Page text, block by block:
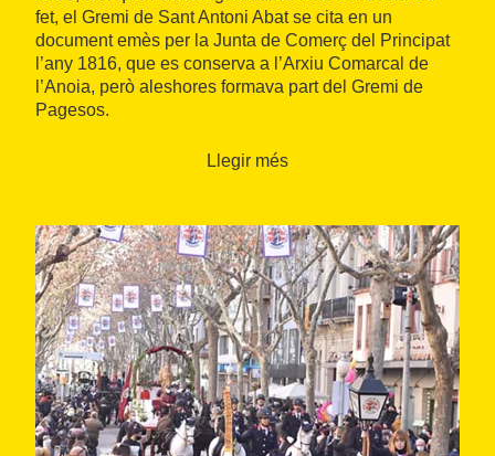
fet, el Gremi de Sant Antoni Abat se cita en un
document emès per la Junta de Comerç del Principat
l’any 1816, que es conserva a l’Arxiu Comarcal de
l’Anoia, però aleshores formava part del Gremi de
Pagesos.
de carruatges engalanats , que recorre el centre
dames d’honor, els genets, els carros i la carrossa del
sant, que conjuntament ofereixen un espectacle ple
d’història i simbolisme.
Eldiumenge dels Tres Tombs, el primer després del
dia de Sant Antoni (17 de gener), la jornada comença
de bon matí amb la preparació minuciosa dels cavalls,
que són guarnits amb els seus millors atuells per a la
benedicció. Els integrants del gremi treballen durant
setmanes per deixar a punt els carros i els carruatges,
Llegir més